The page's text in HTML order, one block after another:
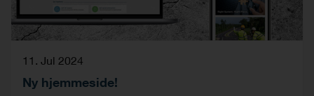
11. Jul 2024
Ny hjemmeside!